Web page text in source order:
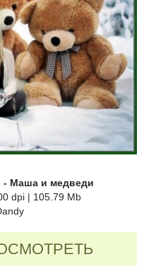
- Маша и медведи
dpi | 105.79 Mb